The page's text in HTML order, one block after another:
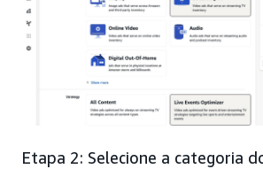
Etapa 2: Selecione a categoria